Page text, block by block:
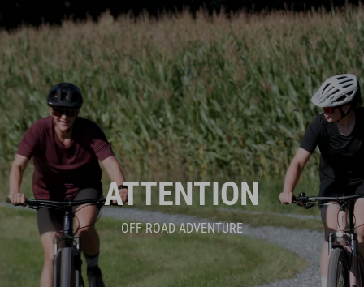
ATTENTION
OFF-ROAD ADVENTURE